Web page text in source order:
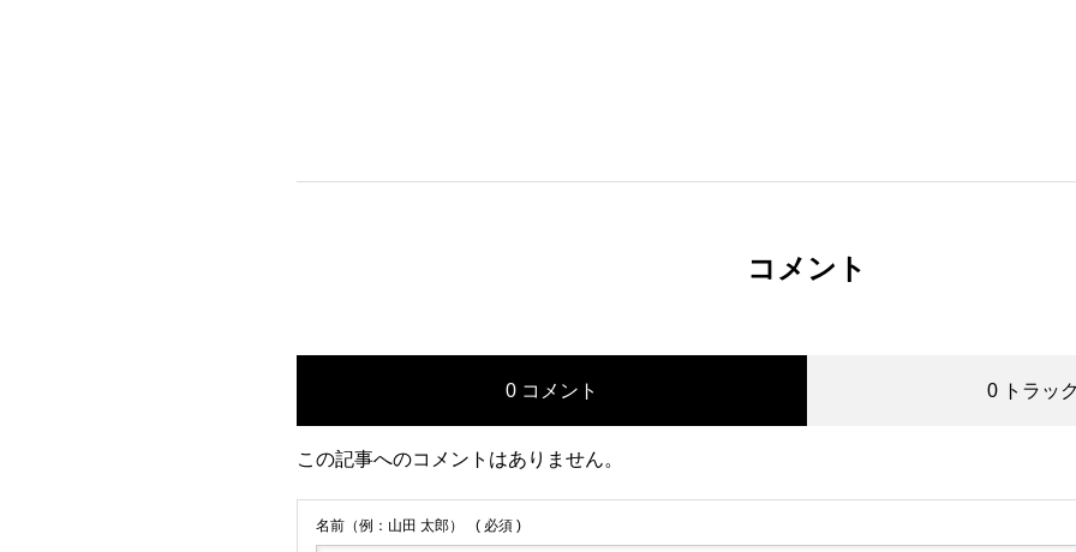
コメント
0 コメント 0 トラッ
この記事へのコメントはありません。
名前（例：山田 太郎） ( 必須 )